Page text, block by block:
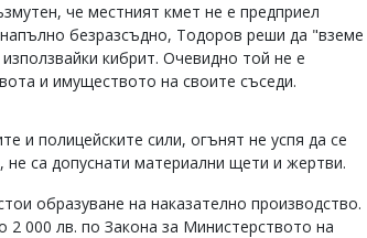
че местният кмет не е предприел
безразсъдно, Тодоров реши да "вземе
кибрит. Очевидно той не е
и имуществото на своите съседи.
и полицейските сили, огънят не успя да се
са допуснати материални щети и жертви.
образуване на наказателно производство.
000 лв. по Закона за Министерството на